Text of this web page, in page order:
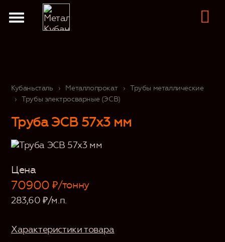
Кубаньсталь › Металлопрокат ›
Трубы металлические
›
Трубы электросварные (ЭСВ)
Труба ЭСВ 57х3 мм
Цена
70900 ₽/тонну
283,60 ₽/м.п.
Характеристики товара